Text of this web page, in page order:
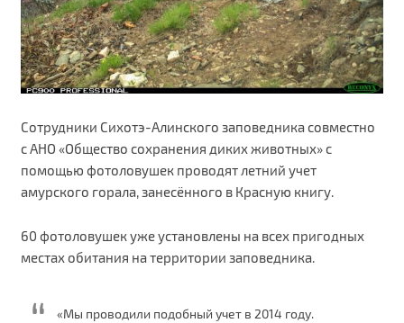
Сотрудники Сихотэ-Алинского заповедника совместно
с АНО «Общество сохранения диких животных» с
помощью фотоловушек проводят летний учет
амурского горала, занесённого в Красную книгу.
60 фотоловушек уже установлены на всех пригодных
местах обитания на территории заповедника.
«Мы проводили подобный учет в 2014 году.